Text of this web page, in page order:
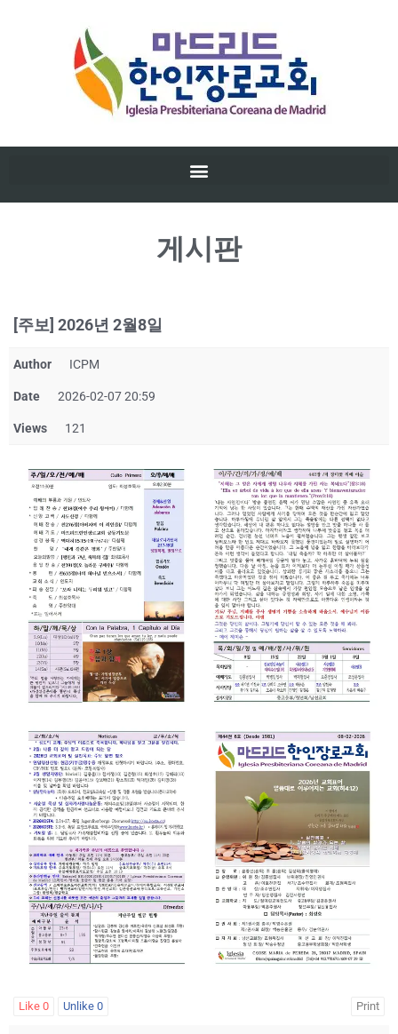
게시판
[주보] 2026년 2월8일
Author ICPM
Date 2026-02-07 20:59
Views 121
Like 0 Unlike 0 Print